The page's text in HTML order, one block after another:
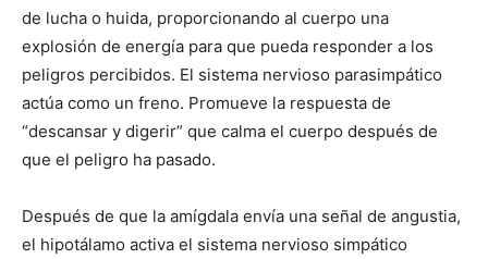
de lucha o huida, proporcionando al cuerpo una
explosión de energía para que pueda responder a los
peligros percibidos. El sistema nervioso parasimpático
actúa como un freno. Promueve la respuesta de
“descansar y digerir” que calma el cuerpo después de
que el peligro ha pasado.
Después de que la amígdala envía una señal de angustia,
el hipotálamo activa el sistema nervioso simpático